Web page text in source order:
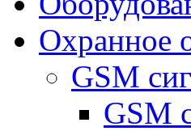
Охранное
GSM
GSM